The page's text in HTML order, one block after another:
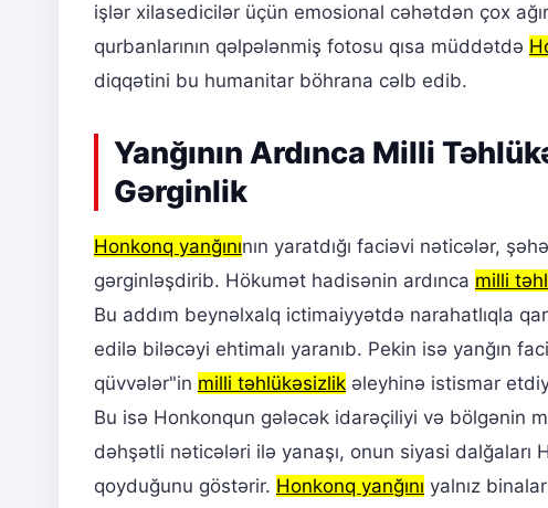
işlər xilasedicilər üçün emosional cəhətdən çox
qurbanlarının qəlpələnmiş fotosu qısa müddətdə
diqqətini bu humanitar böhrana cəlb edib.
Yanğının Ardınca Milli
Gərginlik
Honkonq yanğınının yaratdığı faciəvi nəticələr,
gərginləşdirib. Hökumət hadisənin ardınca milli
Bu addım beynəlxalq ictimaiyyətdə narahatlıqla
edilə biləcəyi ehtimalı yaranıb. Pekin isə yanğın
qüvvələr"in milli təhlükəsizlik əleyhinə istismar
Bu isə Honkonqun gələcək idarəçiliyi və bölgənin
dəhşətli nəticələri ilə yanaşı, onun siyasi
qoyduğunu göstərir. Honkonq yanğını yalnız